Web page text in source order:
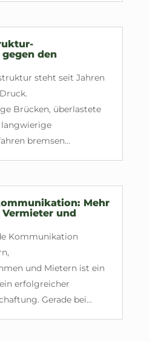
den
steht seit Jahren
Brücken, überlastete
bremsen...
Mehr
und
Kommunikation
und Mietern ist ein
erfolgreicher
Gerade bei...